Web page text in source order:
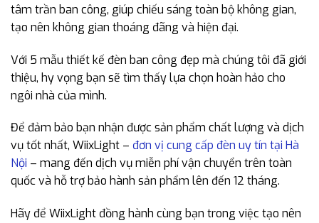
tâm trần ban công, giúp chiếu sáng toàn bộ không gian,
tạo nên không gian thoáng đãng và hiện đại.
Với 5 mẫu thiết kế đèn ban công đẹp mà chúng tôi đã giới
thiệu, hy vọng bạn sẽ tìm thấy lựa chọn hoàn hảo cho
ngôi nhà của mình.
Để đảm bảo bạn nhận được sản phẩm chất lượng và dịch
vụ tốt nhất, WiixLight – đơn vị cung cấp đèn uy tín tại Hà
Nội – mang đến dịch vụ miễn phí vận chuyển trên toàn
quốc và hỗ trợ bảo hành sản phẩm lên đến 12 tháng.
Hãy để WiixLight đồng hành cùng bạn trong việc tạo nên